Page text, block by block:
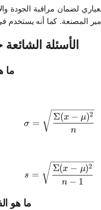
لضمان مراقبة الجودة
الأسئلة
ما
\sigma =
σ =
n
Σ(x − μ)2
بالنسبة
s =
s =
n − 1
Σ(x − μ)2
ما هو